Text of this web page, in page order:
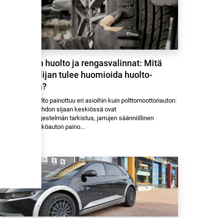
Sähköauton huolto ja rengasvalinnat: Mitä
tulee huomioida huolto-
ohjelmassa?
Sähköauton huolto painottuu eri asioihin kuin polttomoottoriauton:
moottoriöljyn vaihdon sijaan keskiössä ovat
korkeajännitejärjestelmän tarkistus, jarrujen säännöllinen
ja sähköauton paino...